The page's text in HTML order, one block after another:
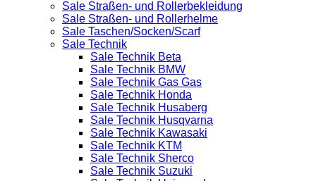
Sale Straßen- und Rollerbekleidung
Sale Straßen- und Rollerhelme
Sale Taschen/Socken/Scarf
Sale Technik
Sale Technik Beta
Sale Technik BMW
Sale Technik Gas Gas
Sale Technik Honda
Sale Technik Husaberg
Sale Technik Husqvarna
Sale Technik Kawasaki
Sale Technik KTM
Sale Technik Sherco
Sale Technik Suzuki